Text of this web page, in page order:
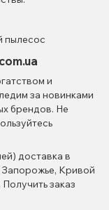
и
за новинками
брендов. Не
доставка в
Кривой
заказ